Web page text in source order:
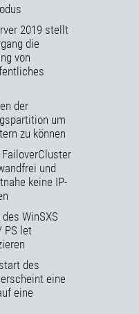
2019 stellt
die
von
der
um
zu können
FailoverCluster
und
keine IP-
WinSXS
PS let
des
eine
eine